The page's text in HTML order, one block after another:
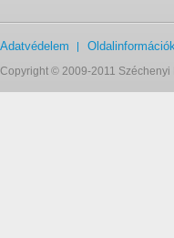
Adatvédelem
Copyright © 2009-2011 Széchenyi